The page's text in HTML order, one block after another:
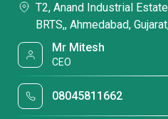
T2, Anand Industrial
BRTS,, Ahmedabad,
Mr Mitesh
CEO
08045811662